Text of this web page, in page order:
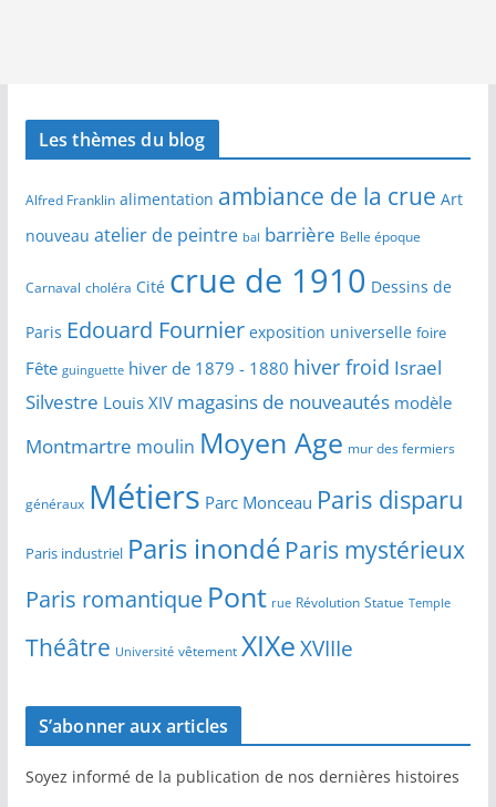
Les thèmes du blog
Alfred Franklin alimentation ambiance de la crue Art
nouveau atelier de peintre bal barrière Belle époque
Carnaval choléra Cité crue de 1910 Dessins de
Paris Edouard Fournier exposition universelle foire
Fête guinguette hiver de 1879 - 1880 hiver froid Israel
Silvestre Louis XIV magasins de nouveautés modèle
Montmartre moulin Moyen Age mur des fermiers
généraux Métiers Parc Monceau Paris disparu
Paris industriel Paris inondé Paris mystérieux
Paris romantique Pont rue Révolution Statue Temple
Théâtre Université vêtement XIXeXVIIIe
S’abonner aux articles
Soyez informé de la publication de nos dernières histoires